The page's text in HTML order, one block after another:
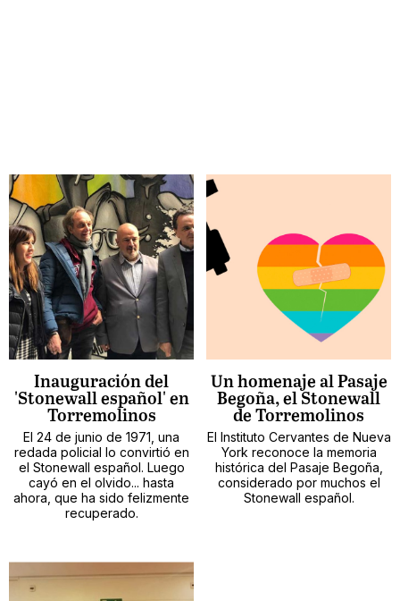
Inauguración del
'Stonewall español' en
Torremolinos
El 24 de junio de 1971, una
redada policial lo convirtió en
el Stonewall español. Luego
cayó en el olvido... hasta
ahora, que ha sido felizmente
recuperado.
Un homenaje al Pasaje
Begoña, el Stonewall
de Torremolinos
El Instituto Cervantes de Nueva
York reconoce la memoria
histórica del Pasaje Begoña,
considerado por muchos el
Stonewall español.